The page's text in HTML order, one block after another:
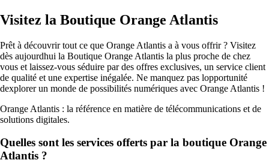
Visitez la Boutique Orange Atlantis
Prêt à découvrir tout ce que Orange Atlantis a à vous offrir ? Visitez
dès aujourdhui la Boutique Orange Atlantis la plus proche de chez
vous et laissez-vous séduire par des offres exclusives, un service client
de qualité et une expertise inégalée. Ne manquez pas lopportunité
dexplorer un monde de possibilités numériques avec Orange Atlantis !
Orange Atlantis : la référence en matière de télécommunications et de
solutions digitales.
Quelles sont les services offerts par la boutique Orange
Atlantis ?